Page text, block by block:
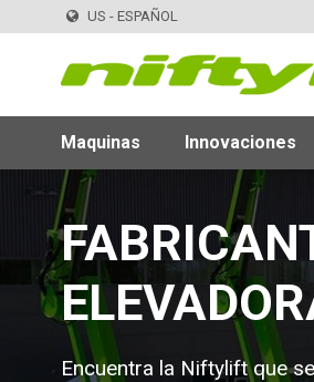
US - ESPAÑOL
Maquinas Innovaciones
Encuentra la Niftylift que